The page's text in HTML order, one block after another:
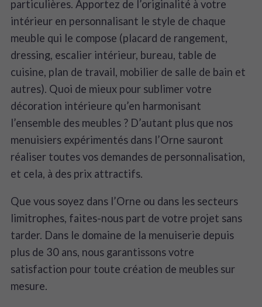
particulières. Apportez de l’originalité à votre
intérieur en personnalisant le style de chaque
meuble qui le compose (placard de rangement,
dressing, escalier intérieur, bureau, table de
cuisine, plan de travail, mobilier de salle de bain et
autres). Quoi de mieux pour sublimer votre
décoration intérieure qu’en harmonisant
l’ensemble des meubles ? D’autant plus que nos
menuisiers expérimentés dans l’Orne sauront
réaliser toutes vos demandes de personnalisation,
et cela, à des prix attractifs.
Que vous soyez dans l’Orne ou dans les secteurs
limitrophes, faites-nous part de votre projet sans
tarder. Dans le domaine de la menuiserie depuis
plus de 30 ans, nous garantissons votre
satisfaction pour toute création de meubles sur
mesure.